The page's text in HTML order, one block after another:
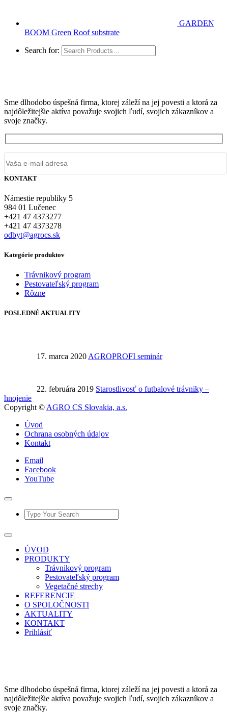
GARDEN
BOOM Green Roof substrate
Search for:
Sme dlhodobo úspešná firma, ktorej záleží na jej povesti a ktorá za
najdôležitejšie aktíva považuje svojich ľudí, svojich zákazníkov a
svoje značky.
KONTAKT
Námestie republiky 5
984 01 Lučenec
+421 47 4373277
+421 47 4373278
odbyt@agrocs.sk
Kategórie produktov
Trávnikový program
Pestovateľský program
Rôzne
POSLEDNÉ AKTUALITY
17. marca 2020AGROPROFI seminár
22. februára 2019 Starostlivosť o futbalové trávniky –
hnojenie
Copyright ©AGRO CS Slovakia, a.s.
Úvod
Ochrana osobných údajov
Kontakt
Email
Facebook
YouTube
ÚVOD
PRODUKTY
Trávnikový program
Pestovateľský program
Vegetačné strechy
REFERENCIE
O SPOLOČNOSTI
AKTUALITY
KONTAKT
Prihlásiť
Sme dlhodobo úspešná firma, ktorej záleží na jej povesti a ktorá za
najdôležitejšie aktíva považuje svojich ľudí, svojich zákazníkov a
svoje značky.